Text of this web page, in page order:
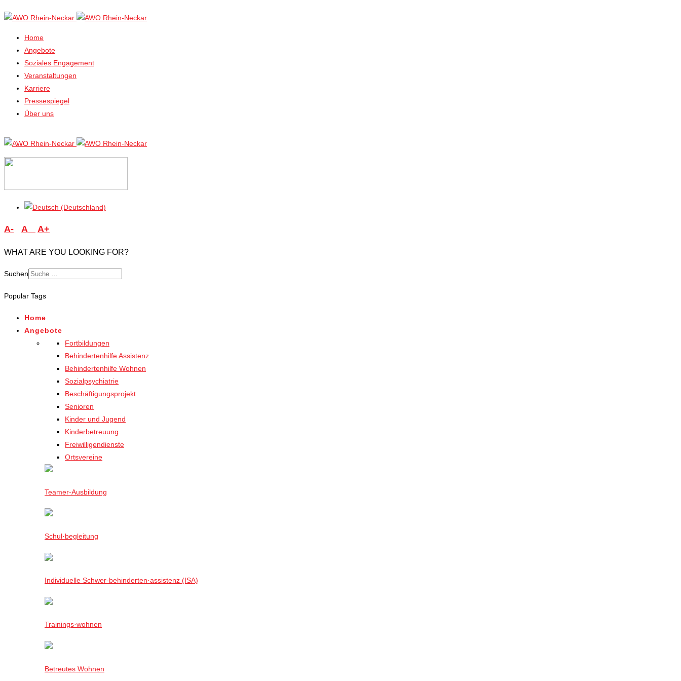
Home
Angebote
Soziales Engagement
Veranstaltungen
Karriere
Pressespiegel
Über uns
A- A A+
WHAT ARE YOU LOOKING FOR?
Suchen
Popular Tags
Home
Angebote
Fortbildungen
Behindertenhilfe Assistenz
Behindertenhilfe Wohnen
Sozialpsychiatrie
Beschäftigungsprojekt
Senioren
Kinder und Jugend
Kinderbetreuung
Freiwilligendienste
Ortsvereine
Teamer-Ausbildung
Schul·begleitung
Individuelle Schwer-behinderten·assistenz (ISA)
Trainings·wohnen
Betreutes Wohnen